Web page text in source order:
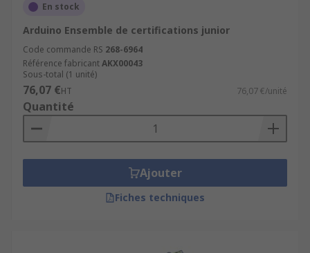
En stock
Arduino Ensemble de certifications junior
Code commande RS 268-6964
Référence fabricantAKX00043
Sous-total (1 unité)
76,07 €HT 76,07 €/unité
Quantité
Ajouter
Fiches techniques